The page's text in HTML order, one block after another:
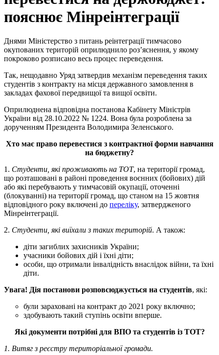
пояснює Мінреінтеграції
Днями Міністерство з питань реінтеграції тимчасово
окупованих територій оприлюднило роз’яснення, у якому
покроково розписано весь процес переведення.
Так, нещодавно Уряд затвердив механізм переведення таких
студентів з контракту на місця державного замовлення в
закладах фахової передвищої та вищої освіти.
Оприлюднена відповідна постанова Кабінету Міністрів
України від 28.10.2022 № 1224. Вона була розроблена за
дорученням Президента Володимира Зеленського.
Хто має право перевестися з контрактної форми навчання
на бюджетну?
1. Студенти, які проживають на ТОТ, на території громад,
що розташовані в районі проведення воєнних (бойових) дій
або які перебувають у тимчасовій окупації, оточенні
(блокуванні) на території громад, що станом на 15 жовтня
відповідного року включені до переліку, затвердженого
Мінреінтеграції.
2. Студенти, які виїхали з таких територій. А також:
діти загиблих захисників України;
учасники бойових дій і їхні діти;
особи, що отримали інвалідність внаслідок війни, та їхні
діти.
Увага! Дія постанови розповсюджується на студентів, які:
були зараховані на контракт до 2021 року включно;
здобувають такий ступінь освіти вперше.
Які документи потрібні для ВПО та студентів із ТОТ?
1. Витяг з реєстру територіальної громади.